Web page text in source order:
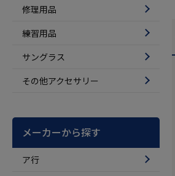
修理用品
練習用品
サングラス
その他アクセサリー
メーカーから探す
ア行